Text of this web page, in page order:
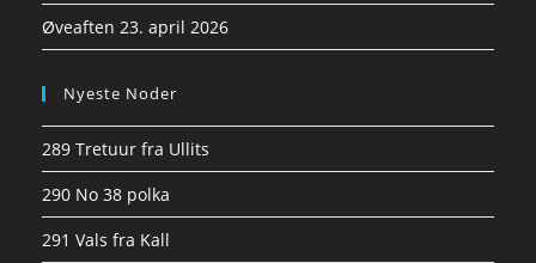
Øveaften 23. april 2026
Nyeste Noder
289 Tretuur fra Ullits
290 No 38 polka
291 Vals fra Kall